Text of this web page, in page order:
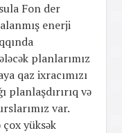
Fon der
enerji
planlarımız
qaz ixracımızı
planlaşdırırıq və
var.
çox yüksək